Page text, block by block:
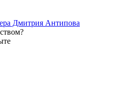
Дмитрия Антипова